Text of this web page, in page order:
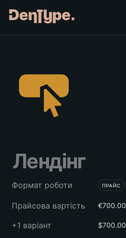
Лендінг
Формат роботи ПРАЙС
Прайсова вартість €700.00
+1 варіант $700.00